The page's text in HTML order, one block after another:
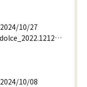
2024/10/27
@dolce_2022.1212⇚他の投稿はこちらから
2024/10/08